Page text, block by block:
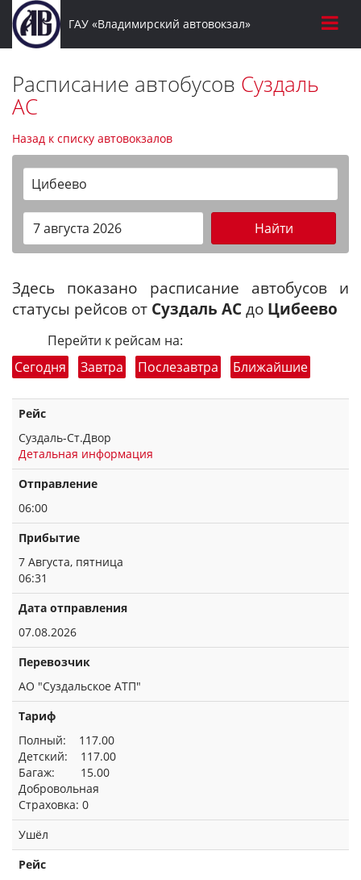
ГАУ «Владимирский автовокзал»
Расписание автобусов Суздаль
АС
Назад к списку автовокзалов
Цибеево
Найти
Здесь показано расписание автобусов и
статусы рейсов от Суздаль АС до Цибеево
Перейти к рейсам на:
Сегодня
Завтра Послезавтра Ближайшие
Рейс
Суздаль-Ст.Двор
Детальная информация
Отправление
06:00
Прибытие
7 Августа, пятница
06:31
Дата отправления
07.08.2026
Перевозчик
АО "Суздальское АТП"
Тариф
Полный: 117.00
Детский: 117.00
Багаж: 15.00
Добровольная
Страховка: 0
Ушёл
Рейс